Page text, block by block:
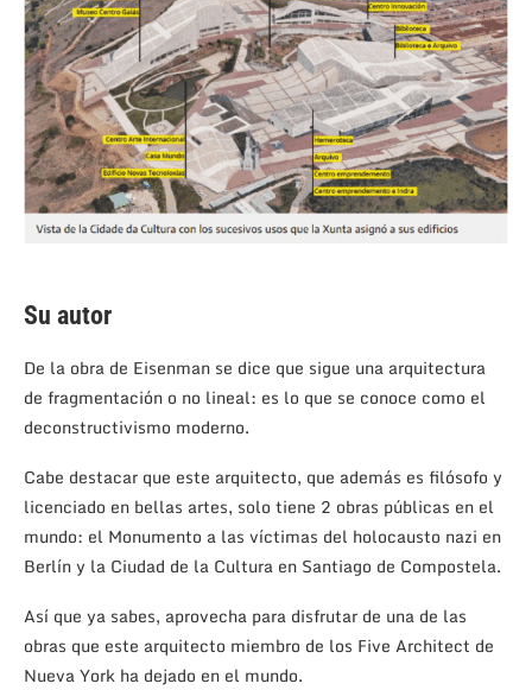
Su autor
De la obra de Eisenman se dice que sigue una arquitectura
de fragmentación o no lineal: es lo que se conoce como el
deconstructivismo moderno.
Cabe destacar que este arquitecto, que además es filósofo y
licenciado en bellas artes, solo tiene 2 obras públicas en el
mundo: el Monumento a las víctimas del holocausto nazi en
Berlín y la Ciudad de la Cultura en Santiago de Compostela.
Así que ya sabes, aprovecha para disfrutar de una de las
obras que este arquitecto miembro de los Five Architect de
Nueva York ha dejado en el mundo.